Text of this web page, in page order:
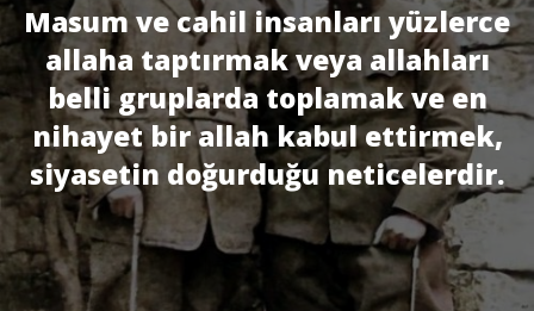
Masum ve cahil insanları yüzlerce
allaha taptırmak veya allahları
belli gruplarda toplamak ve en
nihayet bir allah kabul ettirmek,
siyasetin doğurduğu neticelerdir.